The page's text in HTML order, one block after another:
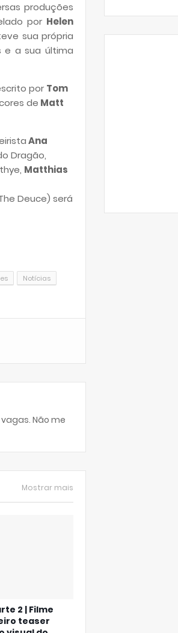
produções
por Helen
sua própria
e a sua última
por Tom
de Matt
Ana
Dragão,
Matthias
Deuce) será
Notícias
Não me
Mostrar mais
2 | Filme
teaser